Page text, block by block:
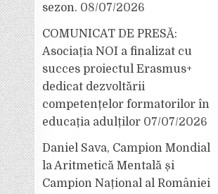
sezon. 08/07/2026
COMUNICAT DE PRESĂ:
Asociația NOI a finalizat cu
succes proiectul Erasmus+
dedicat dezvoltării
competențelor formatorilor în
educația adulților 07/07/2026
Daniel Sava, Campion Mondial
la Aritmetică Mentală și
Campion Național al României